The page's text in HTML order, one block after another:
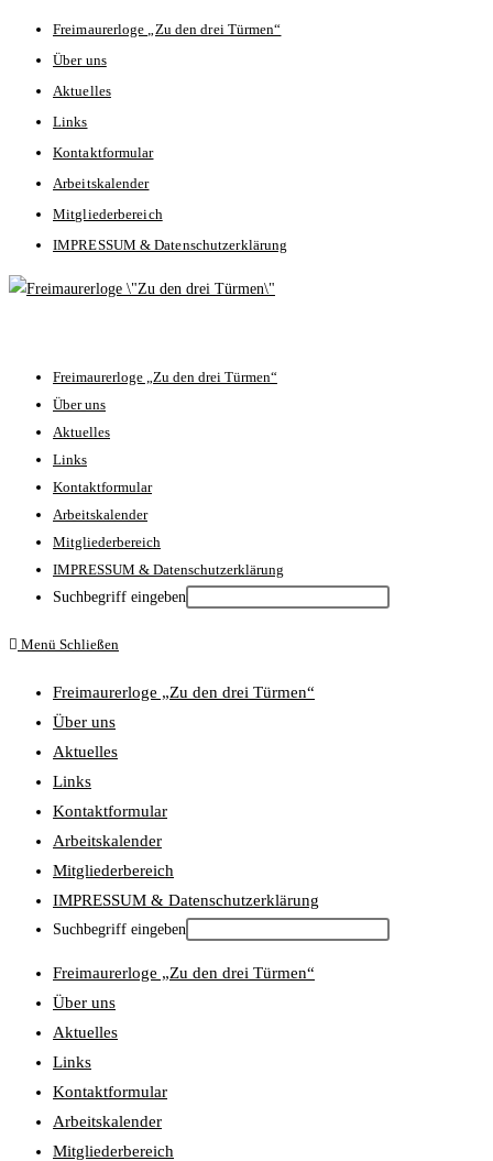
Zum
Inhalt
springen
Freimaurerloge „Zu den drei Türmen“
Über uns
Aktuelles
Links
Kontaktformular
Arbeitskalender
Mitgliederbereich
IMPRESSUM & Datenschutzerklärung
Freimaurerloge „Zu den drei Türmen“
Über uns
Aktuelles
Links
Kontaktformular
Arbeitskalender
Mitgliederbereich
IMPRESSUM & Datenschutzerklärung
Suchbegriff eingeben
Press
close
Main
Menü Schließen
Freimaurerloge „Zu den drei Türmen“
Über uns
Aktuelles
Links
Kontaktformular
Arbeitskalender
Mitgliederbereich
IMPRESSUM & Datenschutzerklärung
Suchbegriff eingeben
Freimaurerloge „Zu den drei Türmen“
Über uns
Aktuelles
Links
Kontaktformular
Arbeitskalender
Mitgliederbereich